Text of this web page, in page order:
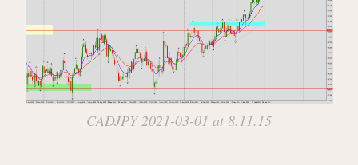
CADJPY 2021-03-01 at 8.11.15